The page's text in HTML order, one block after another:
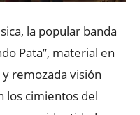
la popular banda
Pata”, material en
remozada visión
los cimientos del